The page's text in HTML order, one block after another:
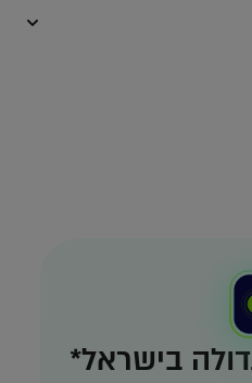
בישראל*